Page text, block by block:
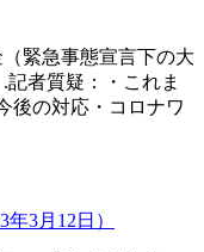
緊急事態宣言下の大
記者質疑：・これま
後の対応・コロナワ
3月12日）